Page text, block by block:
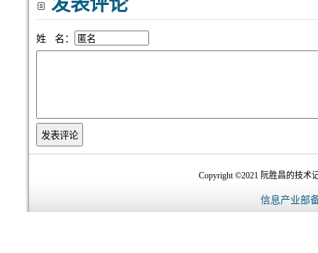
发表评论
姓 名：
Copyright ©2021 阮胜昌的技术
信息产业部